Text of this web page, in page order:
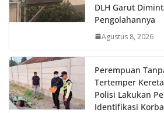
DLH Garut
Pengolahannya
Agustus 8, 2026
Perempuan
Tertemper
Polisi Lakukan
Identifikasi